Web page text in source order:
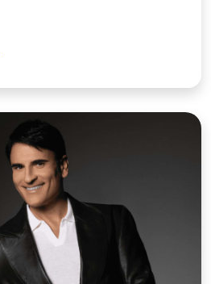
Guarda video